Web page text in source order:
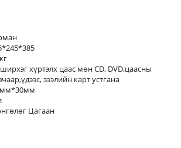
хүртэлх цаас мөн CD, DVD,цаасны
зээлийн карт устгана
Цагаан